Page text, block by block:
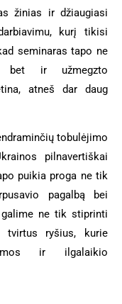
žinias ir džiaugiasi
kurį tikisi
seminaras tapo ne
bet ir užmegzto
atneš dar daug
tobulėjimo
pilnavertiškai
puikia proga ne tik
pagalbą bei
ne tik stiprinti
ryšius, kurie
ir ilgalaikio